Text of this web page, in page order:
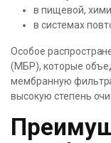
в пищевой,
в системах
Особое
(МБР), которые
мембранную
высокую степень